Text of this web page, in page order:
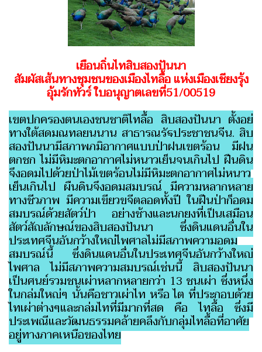
เยือนถิ่นไทสิบสองปันนา
สัมผัสเส้นทางชุมชนของเมืองไทลื้อ แห่งเมืองเชียงรุ้ง
อุ้มรักทัวร์ ใบอนุญาตเลขที่51/00519
เขตปกครองตนเองชนชาติไทลื้อ สิบสองปันนา ตั้งอยู่
ทางใต้สุดมณทลยูนนาน สาธารณรัฐประชาชนจีน. สิบ
สองปันนามีสภาพภูมิอากาศแบบป่าฝนเขตร้อน มีฝน
ตกชุก ไม่มีหิมะตกอากาศไม่หนาวเย็นจนเกินไป ฝืนดิน
จึงอุดมไปด้วยป่าไม้เขตร้อนไม่มีหิมะตกอากาศไม่หนาว
เย็นเกินไป ผืนดินจึงอุดมสมบูรณ์ มีความหลากหลาย
ทางชีวภาพ มีความเขียวขจีตลอดทั้งปี ในฝืนป่าก็อุดม
สมบูรณ์ด้วยสัตว์ป่า อย่างช้างและนกยูงที่เป็นเสมือน
สัตว์สัญลักษณ์ของสิบสองปันนา ซึ่งดินแดนอื่นใน
ประเทศจีนอันกว้างใหญ่ไพศาลไม่มีสภาพความอุดม
สมบูรณ์นี้ ซึ่งดินแดนอื่นในประเทศจีนอันกว้างใหญ่
ไพศาล ไม่มีสภาพความสมบูรณ์เช่นนี้ สิบสองปันนา
เป็นศูนย์รวมชนเผ่าหลากหลายกว่า 13 ชนเผ่า ซึ่งหนึ่ง
ในกลุ่มใหญ่ๆ นั้นคือชาวเผ่าไท หรือ ไต ที่ประกอบด้วย
ไทเผ่าต่างๆและกลุ่มไทที่มีมากที่สุด คือ ไทลื้อ ซึ่งมี
ประเพณีและวัฒนธรรมคล้ายคลึงกับกลุ่มไทลื้อที่อาศัย
อยู่ทางภาคเหนือของไทย